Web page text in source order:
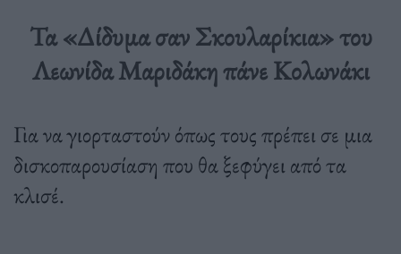
Τα «Δίδυμα σαν Σκουλαρίκια» του
Λεωνίδα Μαριδάκη πάνε Κολωνάκι
Για να γιορταστούν όπως τους πρέπει σε μια
δισκοπαρουσίαση που θα ξεφύγει από τα
κλισέ.